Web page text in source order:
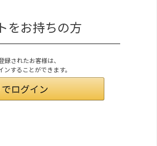
をお持ちの方
されたお客様は、
することができます。